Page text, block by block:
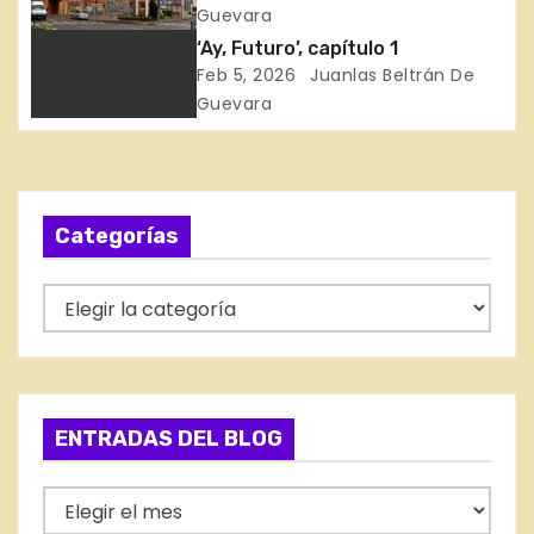
i
n
e
e
t
r
a
los Trabajadores de la Seda
Guevara
‘Ay, Futuro’, capítulo 1
Feb 5, 2026
Juanlas Beltrán De
Guevara
Categorías
a
t
e
o
ENTRADAS DEL BLOG